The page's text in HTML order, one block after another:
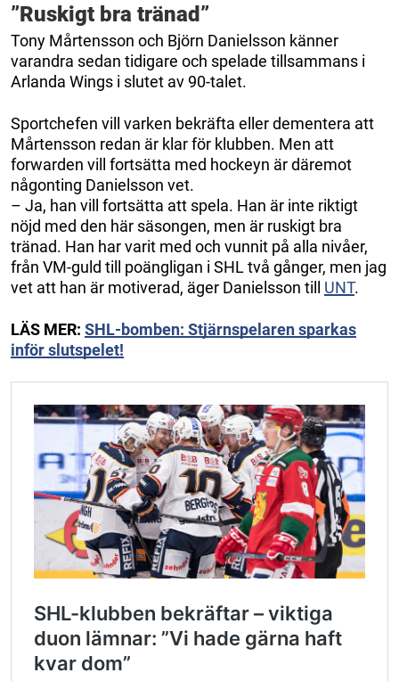
”Ruskigt bra tränad”
Tony Mårtensson och Björn Danielsson känner
varandra sedan tidigare och spelade tillsammans i
Arlanda Wings i slutet av 90-talet.
Sportchefen vill varken bekräfta eller dementera att
Mårtensson redan är klar för klubben. Men att
forwarden vill fortsätta med hockeyn är däremot
någonting Danielsson vet.
– Ja, han vill fortsätta att spela. Han är inte riktigt
nöjd med den här säsongen, men är ruskigt bra
tränad. Han har varit med och vunnit på alla nivåer,
från VM-guld till poängligan i SHL två gånger, men jag
vet att han är motiverad, äger Danielsson till UNT.
LÄS MER: SHL-bomben: Stjärnspelaren sparkas
inför slutspelet!